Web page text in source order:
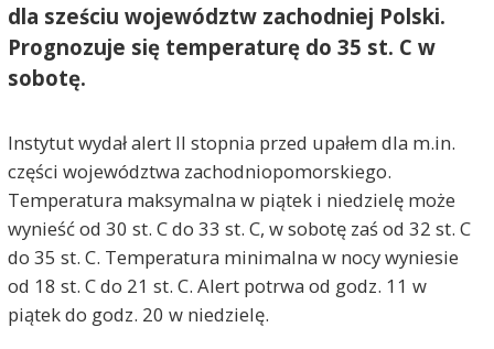
dla sześciu województw zachodniej Polski.
Prognozuje się temperaturę do 35 st. C w
sobotę.
Instytut wydał alert II stopnia przed upałem dla m.in.
części województwa zachodniopomorskiego.
Temperatura maksymalna w piątek i niedzielę może
wynieść od 30 st. C do 33 st. C, w sobotę zaś od 32 st. C
do 35 st. C. Temperatura minimalna w nocy wyniesie
od 18 st. C do 21 st. C. Alert potrwa od godz. 11 w
piątek do godz. 20 w niedzielę.